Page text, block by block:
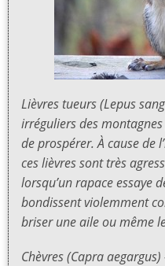
Lièvres tueurs (Lepus
irréguliers des
de prospérer. À cause de
ces lièvres sont très
lorsqu’un rapace essaye
bondissent violemment
briser une aile ou même
Chèvres (Capra